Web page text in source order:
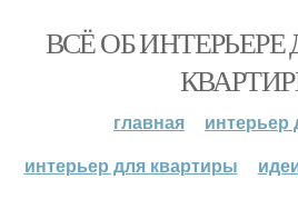
ВСЁ ОБ
главная
интерьер
интерьер для квартиры